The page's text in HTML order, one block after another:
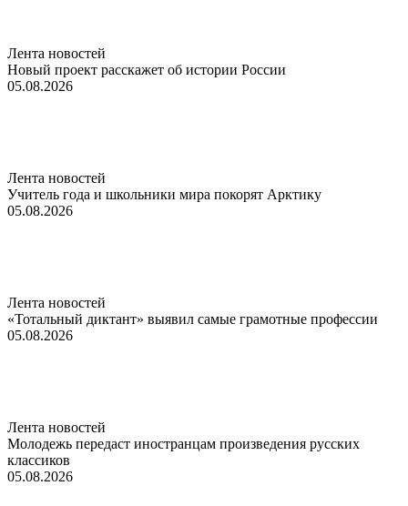
Лента новостей
Новый проект расскажет об истории России
05.08.2026
Лента новостей
Учитель года и школьники мира покорят Арктику
05.08.2026
Лента новостей
«Тотальный диктант» выявил самые грамотные профессии
05.08.2026
Лента новостей
Молодежь передаст иностранцам произведения русских
классиков
05.08.2026